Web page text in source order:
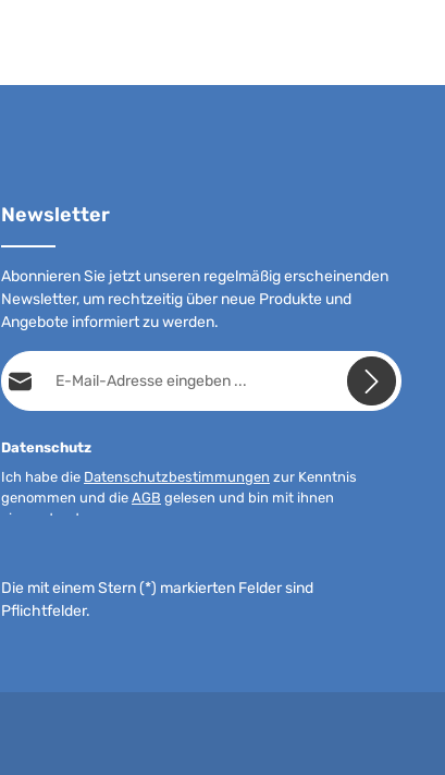
Newsletter
Abonnieren Sie jetzt unseren regelmäßig erscheinenden
Newsletter, um rechtzeitig über neue Produkte und
Angebote informiert zu werden.
E-Mail-Adresse*
Datenschutz
Ich habe die Datenschutzbestimmungen zur Kenntnis
genommen und die AGB gelesen und bin mit ihnen
einverstanden.
Die mit einem Stern (*) markierten Felder sind
Pflichtfelder.